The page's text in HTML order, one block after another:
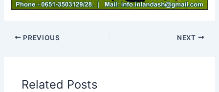
PREVIOUS NEXT
Related Posts